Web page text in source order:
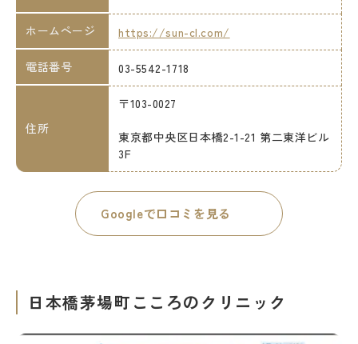
ホームページ https://sun-cl.com/
電話番号 03-5542-1718
住所
〒103-0027
東京都中央区日本橋2-1-21 第二東洋ビル
3F
Googleで口コミを見る
日本橋茅場町こころのクリニック